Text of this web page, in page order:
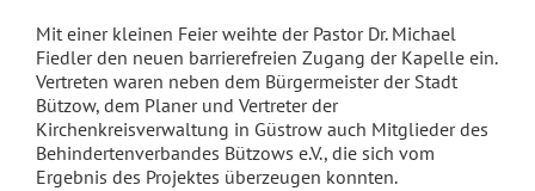
Mit einer kleinen Feier weihte der Pastor Dr. Michael
Fiedler den neuen barrierefreien Zugang der Kapelle ein.
Vertreten waren neben dem Bürgermeister der Stadt
Bützow, dem Planer und Vertreter der
Kirchenkreisverwaltung in Güstrow auch Mitglieder des
Behindertenverbandes Bützows e.V., die sich vom
Ergebnis des Projektes überzeugen konnten.